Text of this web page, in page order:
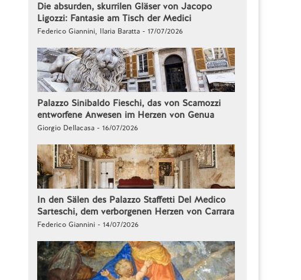
Die absurden, skurrilen Gläser von Jacopo
Ligozzi: Fantasie am Tisch der Medici
Federico Giannini, Ilaria Baratta - 17/07/2026
Palazzo Sinibaldo Fieschi, das von Scamozzi
entworfene Anwesen im Herzen von Genua
Giorgio Dellacasa - 16/07/2026
In den Sälen des Palazzo Staffetti Del Medico
Sarteschi, dem verborgenen Herzen von Carrara
Federico Giannini - 14/07/2026